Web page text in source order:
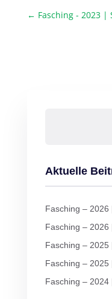
← Fasching - 2023 |
Aktuelle
Fasching – 2026
Fasching – 2026
Fasching – 2025
Fasching – 2025
Fasching – 2024